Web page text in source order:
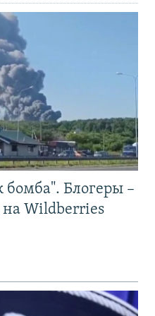
бомба". Блогеры –
на Wildberries